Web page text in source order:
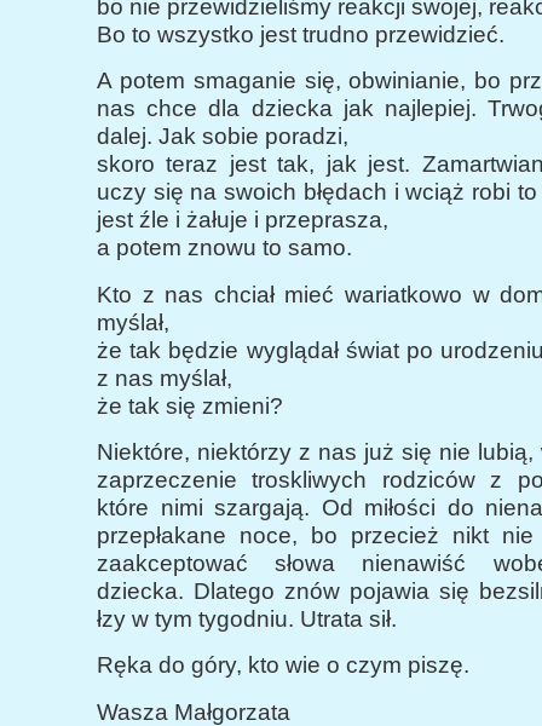
bo nie przewidzieliśmy reakcji swojej,
Bo to wszystko jest trudno przewidzieć.
A potem smaganie się, obwinianie, bo
nas chce dla dziecka jak najlepiej.
dalej. Jak sobie poradzi,
skoro teraz jest tak, jak jest.
uczy się na swoich błędach i wciąż robi
jest źle i żałuje i przeprasza,
a potem znowu to samo.
Kto z nas chciał mieć wariatkowo w
myślał,
że tak będzie wyglądał świat po
z nas myślał,
że tak się zmieni?
Niektóre, niektórzy z nas już się nie
zaprzeczenie troskliwych rodziców z
które nimi szargają. Od miłości do
przepłakane noce, bo przecież nikt
zaakceptować słowa nienawiść
dziecka. Dlatego znów pojawia się
łzy w tym tygodniu. Utrata sił.
Ręka do góry, kto wie o czym piszę.
Wasza Małgorzata